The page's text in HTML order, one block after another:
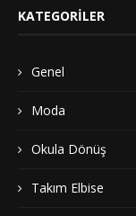
KATEGORILER
Genel
Moda
Okula Dönüş
Takım Elbise